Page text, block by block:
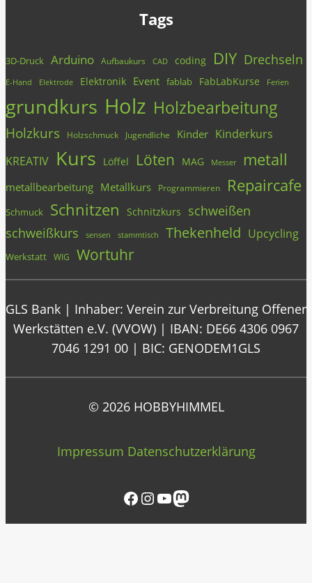
Tags
3D-Druck Arduino Aufbaukurs CAD coding DIY Drechseln
E-Hand Elektrode Elektronik Event fablab FabLabKurse Ferien
grundkurs Holz Holzbearbeitung
Holzkurs Holzschmuck Jugendliche Kinder Kinderkurs
KREATIV Kurs Löffel Löten MAG Messer metall
metallbearbeitung Metallkurs Programmieren Repaircafe
Schmuck Schnitzen Schnitzkurs schweißen
schweißkurs sensen stammtisch Thekenheld Upcycling
Werkstatt WIG Wortuhr
GLS Bank | Inhaber: Verein zur Verbreitung Offener
Werkstätten e.V. (VVOW) | IBAN: DE66 4306 0967
7046 1291 00 | BIC: GENODEM1GLS
© 2026 HOBBYHIMMEL
Impressum Datenschutzerklärung
Facebook InstagramYouTube Mastodon